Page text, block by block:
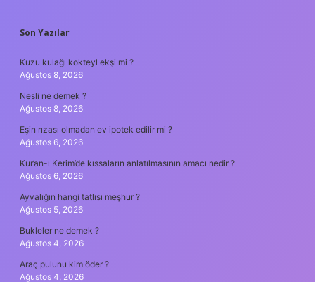
SIDEBAR
Son Yazılar
Kuzu kulağı kokteyl ekşi mi ?
Ağustos 8, 2026
Nesli ne demek ?
Ağustos 8, 2026
Eşin rızası olmadan ev ipotek edilir mi ?
Ağustos 6, 2026
Kur’an-ı Kerim’de kıssaların anlatılmasının amacı nedir ?
Ağustos 6, 2026
Ayvalığın hangi tatlısı meşhur ?
Ağustos 5, 2026
Bukleler ne demek ?
Ağustos 4, 2026
Araç pulunu kim öder ?
Ağustos 4, 2026